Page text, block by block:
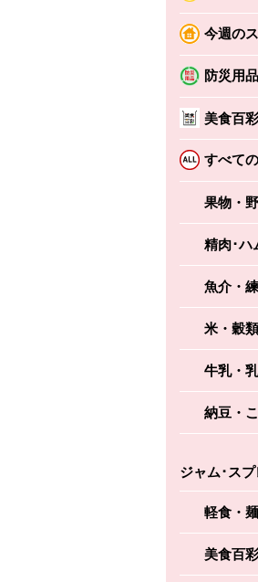
今週の
防災用
美食百彩
すべて
果物・
精肉･ハ
魚介・
米・穀類
牛乳・
納豆・
ジャム･ス
軽食・
美食百彩
ちょこっと揚げ（香
えびの風味がぶわっ！
かごへ